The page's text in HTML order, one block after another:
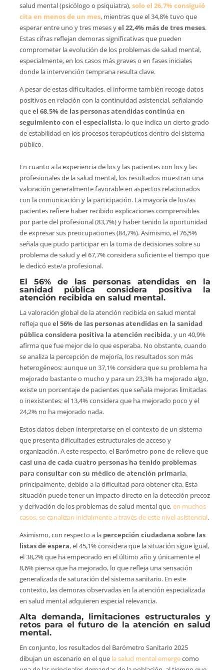
salud mental (psicólogo o psiquiatra),solo el 26,7% consiguió
cita en menos de un mes, mientras que el 34,8% tuvo que
esperar entre uno y tres meses yel 22,4% más de tres meses.
Estas cifras reflejan demoras significativas que pueden
comprometer la evolución de los problemas de salud mental,
especialmente, en los casos más graves o en fases iniciales
donde la intervención temprana resulta clave.
A pesar de estas dificultades, el informe también recoge datos
positivos en relación con la continuidad asistencial, señalando
queel 68,5% de las personas atendidas continúa en
seguimiento con el especialista, lo que indica un cierto grado
de estabilidad en los procesos terapéuticos dentro del sistema
público.
En cuanto a la experiencia de los y las pacientes con los y las
profesionales de la salud mental, los resultados muestran una
valoración generalmente favorable en aspectos relacionados
con la comunicación y la participación. La mayoría de los/as
pacientes refiere haber recibido explicaciones comprensibles
por parte del profesional (83,7%) y haber tenido la oportunidad
de expresar sus preocupaciones (84,7%). Asimismo, el 76,5%
señala que pudo participar en la toma de decisiones sobre su
problema de salud y el 67,7% considera suficiente el tiempo que
le dedicó este/a profesional.
El 56% de las personas atendidas en la
sanidad pública considera positiva la
atención recibida en salud mental.
La valoración global de la atención recibida en salud mental
refleja queel 56% de las personas atendidas en la sanidad
pública considera positiva la atención recibida, y un 40,9%
afirma que fue mejor de lo que esperaba. No obstante, cuando
se analiza la percepción de mejoría, los resultados son más
heterogéneos: aunque un 37,1% considera que su problema ha
mejorado bastante o mucho y para un 23,3% ha mejorado algo,
existe un porcentaje de pacientes que señala mejoras limitadas
o inexistentes: el 13,4% considera que ha mejorado poco y el
24,2% no ha mejorado nada.
Estos datos deben interpretarse en el contexto de un sistema
que presenta dificultades estructurales de acceso y
organización. A este respecto, el Barómetro pone de relieve que
casi una de cada cuatro personas ha tenido problemas
para consultar con su médico de atención primaria,
principalmente, debido a la dificultad para obtener cita. Esta
situación puede tener un impacto directo en la detección precoz
y derivación de los problemas de salud mental que,en muchos
casos, se canalizan inicialmente a través de este nivel asistencial.
Asimismo, con respecto a lapercepción ciudadana sobre las
listas de espera, el 45,1% considera que la situación sigue igual,
el 38,2% que ha empeorado en el último año y únicamente el
8,6% piensa que ha mejorado, lo que refleja una sensación
generalizada de saturación del sistema sanitario. En este
contexto, las demoras observadas en la atención especializada
en salud mental adquieren especial relevancia.
Alta demanda, limitaciones estructurales y
retos para el futuro de la atención en salud
mental.
En conjunto, los resultados del Barómetro Sanitario 2025
dibujan un escenario en el que la salud mental emergecomo